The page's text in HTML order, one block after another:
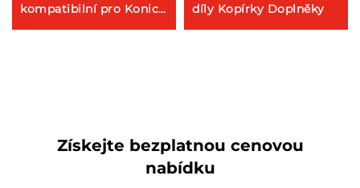
kompatibilní pro Konica
Minolta Bizhub C220
díly Kopírky Doplněky
Získejte bezplatnou cenovou
nabídku